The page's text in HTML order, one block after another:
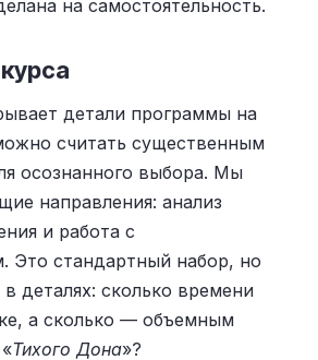
на самостоятельность.
детали программы на
считать существенным
осознанного выбора. Мы
направления: анализ
и работа с
Это стандартный набор, но
в деталях: сколько времени
а сколько — объемным
Тихого Дона»?